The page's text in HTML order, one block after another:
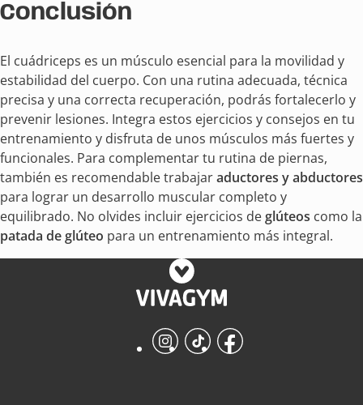
Conclusión
El cuádriceps es un músculo esencial para la movilidad y
estabilidad del cuerpo. Con una rutina adecuada, técnica
precisa y una correcta recuperación, podrás fortalecerlo y
prevenir lesiones. Integra estos ejercicios y consejos en tu
entrenamiento y disfruta de unos músculos más fuertes y
funcionales. Para complementar tu rutina de piernas,
también es recomendable trabajaraductores y abductores
para lograr un desarrollo muscular completo y
equilibrado. No olvides incluir ejercicios deglúteos como la
patada de glúteo para un entrenamiento más integral.
Instagram
TikTokFacebook